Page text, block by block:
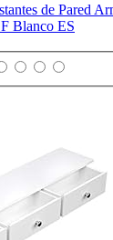
de Pared
Blanco ES